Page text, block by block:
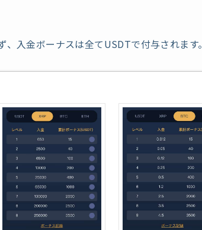
入金ボーナスは全てUSDTで付与されます。